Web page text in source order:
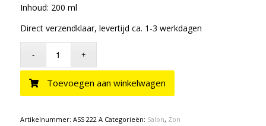
Inhoud: 200 ml
Direct verzendklaar, levertijd ca. 1-3 werkdagen
Toevoegen aan winkelwagen
Artikelnummer: ASS 222 A Categorieën: Salon, Zon